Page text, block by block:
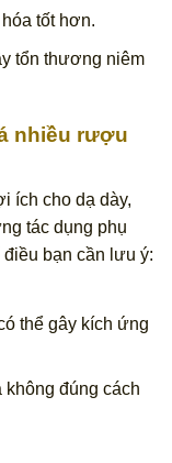
tốt hơn.
tổn thương niêm
nhiều rượu
ích cho dạ dày,
tác dụng phụ
bạn cần lưu ý:
thể gây kích ứng
đúng cách